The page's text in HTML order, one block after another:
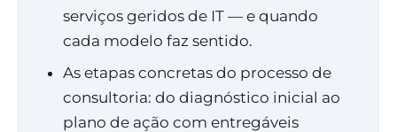
serviços geridos de IT — e quando
cada modelo faz sentido.
As etapas concretas do processo de
consultoria: do diagnóstico inicial ao
plano de ação com entregáveis